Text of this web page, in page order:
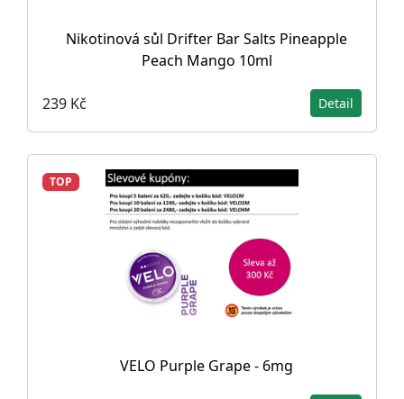
Nikotinová sůl Drifter Bar Salts Pineapple
Peach Mango 10ml
239 Kč Detail
TOP
VELO Purple Grape - 6mg